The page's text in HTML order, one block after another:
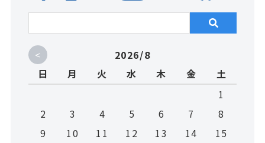
<
2026/8
日
月 火 水 木 金
土
1
2
3 4 5 6 7
8
9
10 11 12 13 14 15